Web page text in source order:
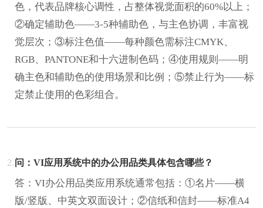
色，代表品牌核心调性，占整体视觉面积的60%以上；
②确定辅助色——3-5种辅助色，与主色协调，丰富视
觉层次；③标注色值——每种颜色需标注CMYK、
RGB、PANTONE和十六进制色码；④使用规则——明
确主色和辅助色的使用场景和比例；⑤禁止行为——标
定禁止使用的色彩组合。
2.问：VI应用系统中的办公用品类具体包含哪些？
答：VI办公用品类应用系统通常包括：①名片——横
版/竖版、中英文双面设计；②信纸和信封——标准A4